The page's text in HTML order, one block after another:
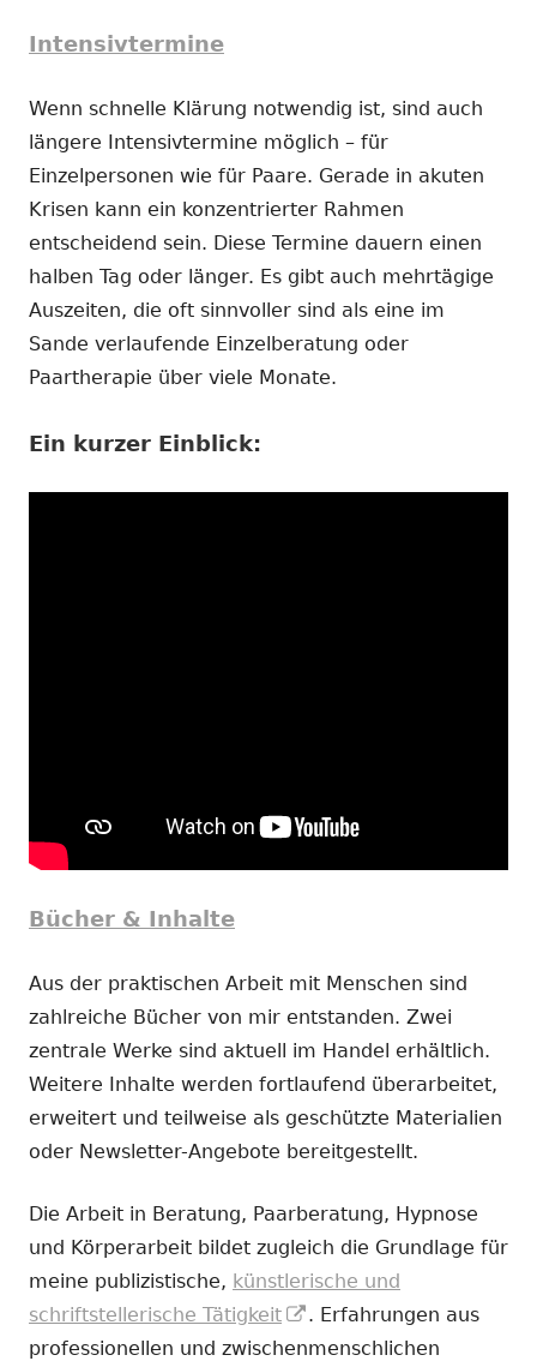
Intensivtermine
Wenn schnelle Klärung notwendig ist, sind auch
längere Intensivtermine möglich – für
Einzelpersonen wie für Paare. Gerade in akuten
Krisen kann ein konzentrierter Rahmen
entscheidend sein. Diese Termine dauern einen
halben Tag oder länger. Es gibt auch mehrtägige
Auszeiten, die oft sinnvoller sind als eine im
Sande verlaufende Einzelberatung oder
Paartherapie über viele Monate.
Ein kurzer Einblick:
Bücher & Inhalte
Aus der praktischen Arbeit mit Menschen sind
zahlreiche Bücher von mir entstanden. Zwei
zentrale Werke sind aktuell im Handel erhältlich.
Weitere Inhalte werden fortlaufend überarbeitet,
erweitert und teilweise als geschützte Materialien
oder Newsletter-Angebote bereitgestellt.
Die Arbeit in Beratung, Paarberatung, Hypnose
und Körperarbeit bildet zugleich die Grundlage für
meine publizistische, künstlerische und
schriftstellerische Tätigkeit
In
neuem
. Erfahrungen aus
professionellen und zwischenmenschlichen